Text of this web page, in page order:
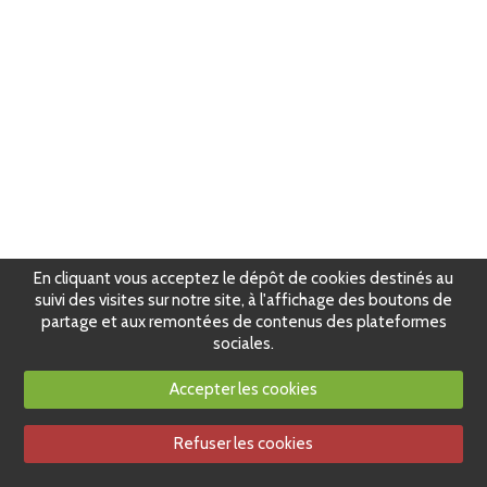
En cliquant vous acceptez le dépôt de cookies destinés au
suivi des visites sur notre site, à l'affichage des boutons de
partage et aux remontées de contenus des plateformes
sociales.
Accepter les cookies
Refuser les cookies